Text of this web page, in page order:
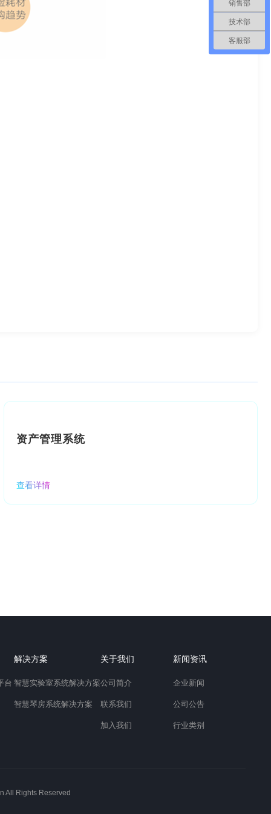
资产管理系统
查看详情
台
解决方案
智慧实验室系统解决方案
智慧琴房系统解决方案
关于我们
公司简介
联系我们
加入我们
新闻资讯
企业新闻
公司公告
行业类别
All Rights Reserved
销售部
技术部
客服部